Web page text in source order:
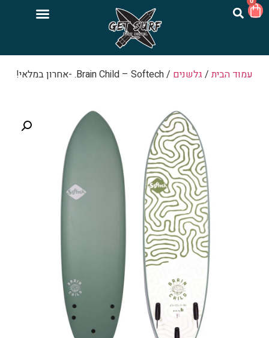
עמוד הבית/ גלשנים / Brain Child – Softech. -אחרון במלאי!